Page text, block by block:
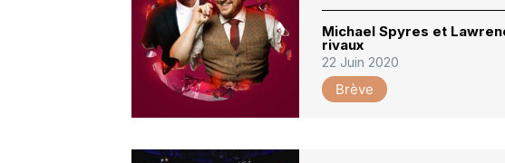
Michael Spyres et
rivaux
22 Juin 2020
Brève